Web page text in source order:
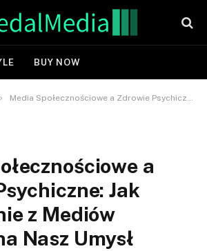
BUY NOW
Media Społecznościowe a Zdrowie Psychiczne: Jak Korzystanie z Mediów Wpływa na Nasz Umysł
a
Jak
z Mediów
Nasz Umysł